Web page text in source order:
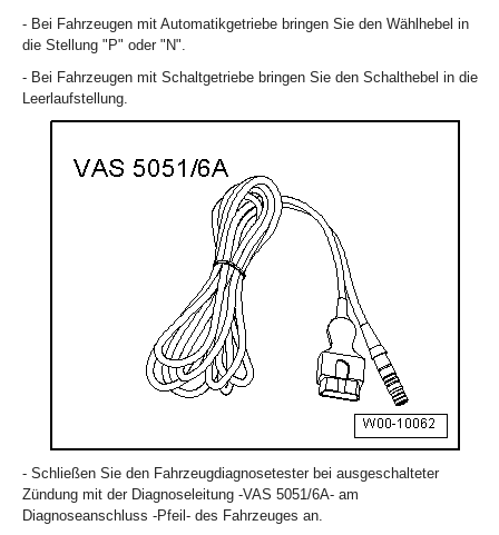
- Bei Fahrzeugen mit Automatikgetriebe bringen Sie den Wählhebel in
die Stellung "P" oder "N".
- Bei Fahrzeugen mit Schaltgetriebe bringen Sie den Schalthebel in die
Leerlaufstellung.
- Schließen Sie den Fahrzeugdiagnosetester bei ausgeschalteter
Zündung mit der Diagnoseleitung -VAS 5051/6A- am
Diagnoseanschluss -Pfeil- des Fahrzeuges an.